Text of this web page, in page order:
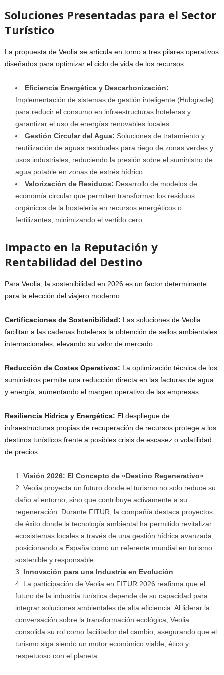
Soluciones Presentadas para el Sector
Turístico
La propuesta de Veolia se articula en torno a tres pilares operativos
diseñados para optimizar el ciclo de vida de los recursos:
Eficiencia Energética y Descarbonización:
Implementación de sistemas de gestión inteligente (Hubgrade)
para reducir el consumo en infraestructuras hoteleras y
garantizar el uso de energías renovables locales.
Gestión Circular del Agua: Soluciones de tratamiento y
reutilización de aguas residuales para riego de zonas verdes y
usos industriales, reduciendo la presión sobre el suministro de
agua potable en zonas de estrés hídrico.
Valorización de Residuos: Desarrollo de modelos de
economía circular que permiten transformar los residuos
orgánicos de la hostelería en recursos energéticos o
fertilizantes, minimizando el vertido cero.
Impacto en la Reputación y
Rentabilidad del Destino
Para Veolia, la sostenibilidad en 2026 es un factor determinante
para la elección del viajero moderno:
Certificaciones de Sostenibilidad: Las soluciones de Veolia
facilitan a las cadenas hoteleras la obtención de sellos ambientales
internacionales, elevando su valor de mercado.
Reducción de Costes Operativos: La optimización técnica de los
suministros permite una reducción directa en las facturas de agua
y energía, aumentando el margen operativo de las empresas.
Resiliencia Hídrica y Energética: El despliegue de
infraestructuras propias de recuperación de recursos protege a los
destinos turísticos frente a posibles crisis de escasez o volatilidad
de precios.
Visión 2026: El Concepto de «Destino Regenerativo»
Veolia proyecta un futuro donde el turismo no solo reduce su
daño al entorno, sino que contribuye activamente a su
regeneración. Durante FITUR, la compañía destaca proyectos
de éxito donde la tecnología ambiental ha permitido revitalizar
ecosistemas locales a través de una gestión hídrica avanzada,
posicionando a España como un referente mundial en turismo
sostenible y responsable.
Innovación para una Industria en Evolución
La participación de Veolia en FITUR 2026 reafirma que el
futuro de la industria turística depende de su capacidad para
integrar soluciones ambientales de alta eficiencia. Al liderar la
conversación sobre la transformación ecológica, Veolia
consolida su rol como facilitador del cambio, asegurando que el
turismo siga siendo un motor económico viable, ético y
respetuoso con el planeta.